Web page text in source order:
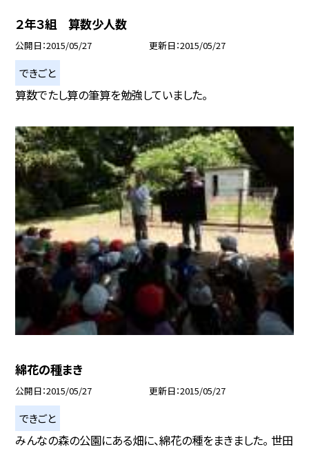
２年３組 算数少人数
公開日 2015/05/27 更新日 2015/05/27
できごと
算数でたし算の筆算を勉強していました。
綿花の種まき
公開日 2015/05/27 更新日 2015/05/27
できごと
みんなの森の公園にある畑に、綿花の種をまきました。 世田